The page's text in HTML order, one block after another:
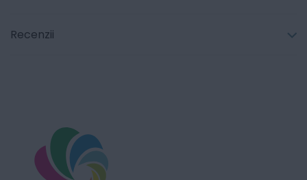
Recenzii